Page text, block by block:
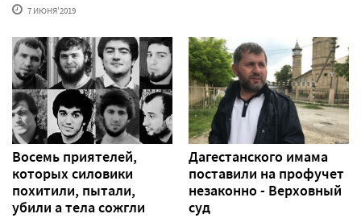
7 ИЮНЯ'2019
Восемь приятелей,
которых силовики
похитили, пытали,
убили а тела сожгли
Дагестанского имама
поставили на профучет
незаконно - Верховный
суд